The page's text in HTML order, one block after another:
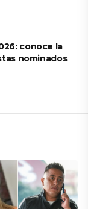
conoce la
nominados